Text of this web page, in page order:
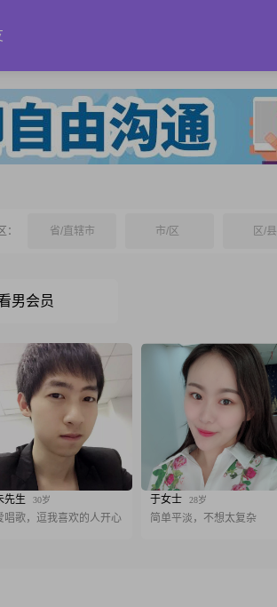
： 省/直辖市 市/区 区/县
男会员
先生 30岁
唱歌，逗我喜欢的人开心
于女士 28岁
简单平淡，不想太复杂